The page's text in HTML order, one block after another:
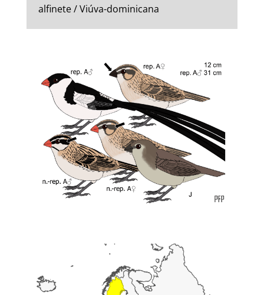
alfinete / Viúva-dominicana